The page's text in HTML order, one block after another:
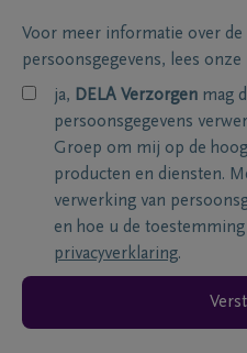
Voor meer informatie over de
persoonsgegevens, lees onze
ja, DELA Verzorgen mag
persoonsgegevens
Groep om mij op de
producten en diensten.
verwerking van
en hoe u de
privacyverklaring.